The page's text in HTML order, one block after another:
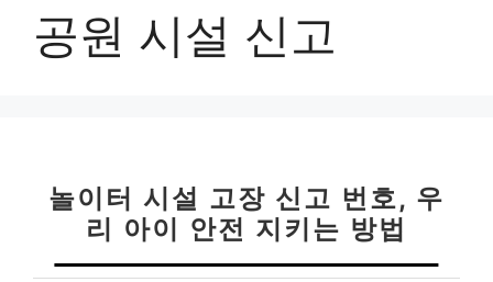
공원 시설 신고
놀이터 시설 고장 신고 번호, 우
리 아이 안전 지키는 방법